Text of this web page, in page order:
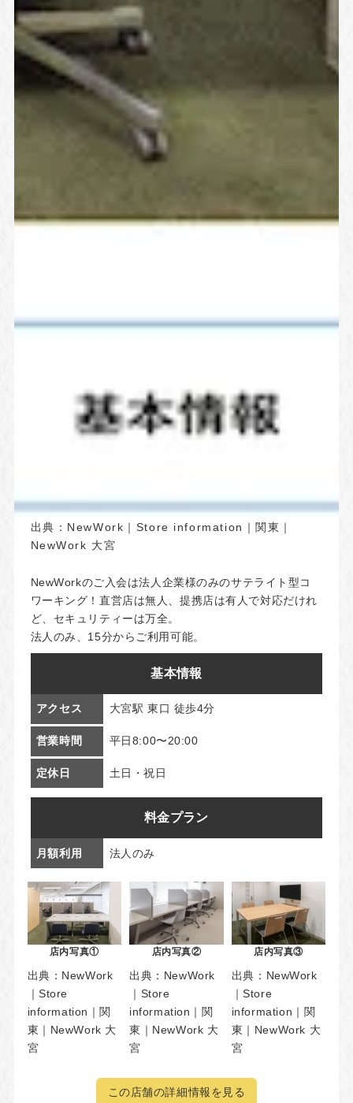
出典： NewWork｜Store information｜関東｜
NewWork 大宮
NewWorkのご入会は法人企業様のみのサテライト型コ
ワーキング！直営店は無人、提携店は有人で対応だけれ
ど、セキュリティーは万全。
法人のみ、15分からご利用可能。
基本情報
アクセス 大宮駅 東口 徒歩4分
営業時間 平日8:00〜20:00
定休日 土日・祝日
料金プラン
月額利用 法人のみ
店内写真①
出典： NewWork
｜Store
information｜関
東｜NewWork 大
宮
店内写真②
出典： NewWork
｜Store
information｜関
東｜NewWork 大
宮
店内写真③
出典： NewWork
｜Store
information｜関
東｜NewWork 大
宮
この店舗の詳細情報を見る